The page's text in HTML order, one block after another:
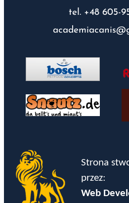
tel. +48 605-
Strona
przez:
Web